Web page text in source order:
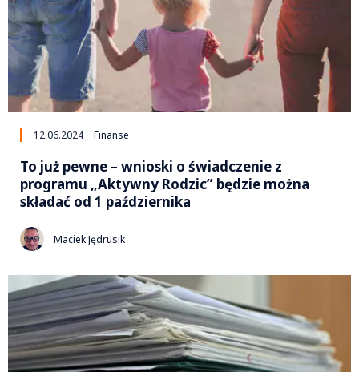
12.06.2024 Finanse
To już pewne – wnioski o świadczenie z
programu „Aktywny Rodzic” będzie można
składać od 1 października
Maciek Jędrusik